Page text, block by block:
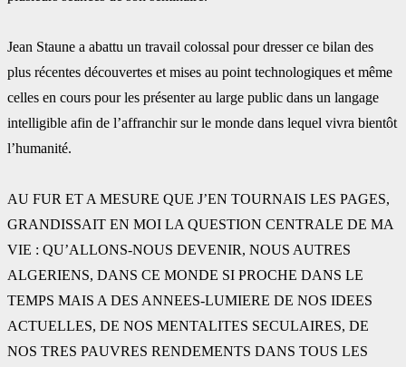
Jean Staune a abattu un travail colossal pour dresser ce bilan des
plus récentes découvertes ‎et mises au point technologiques et même
celles en cours pour les présenter au large public ‎dans un langage
intelligible afin de l’affranchir sur le monde dans lequel vivra bientôt
‎l’humanité.
AU FUR ET A MESURE QUE J’EN TOURNAIS LES PAGES,
GRANDISSAIT EN MOI LA ‎QUESTION CENTRALE DE MA
VIE : QU’ALLONS-NOUS DEVENIR, NOUS AUTRES
ALGERIENS, ‎DANS CE MONDE SI PROCHE DANS LE
TEMPS MAIS A DES ANNEES-LUMIERE DE NOS IDEES
‎ACTUELLES, DE NOS MENTALITES SECULAIRES, DE
NOS TRES PAUVRES RENDEMENTS DANS ‎TOUS LES